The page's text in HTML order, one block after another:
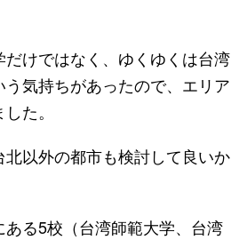
けではなく、ゆくゆくは台湾
気持ちがあったので、エリア
た。
以外の都市も検討して良いか
る5校（台湾師範大学、台湾